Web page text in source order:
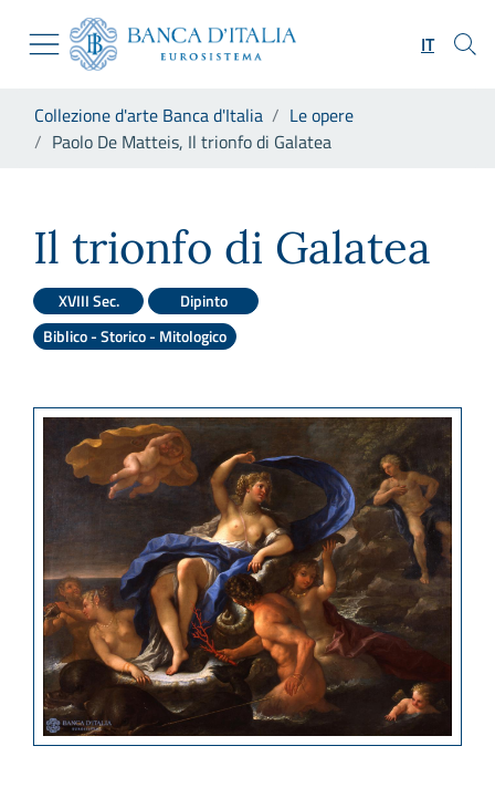
Skip to Main Content
Vai al sito istituzionale
Vai al menu di navigazione
Vai alla ricerca
Vai al footer
IT
Collezione d'arte Banca d'Italia
Le opere
Paolo De Matteis, Il trionfo di Galatea
Il trionfo di Galatea
XVIII Sec.
Dipinto
Biblico - Storico - Mitologico